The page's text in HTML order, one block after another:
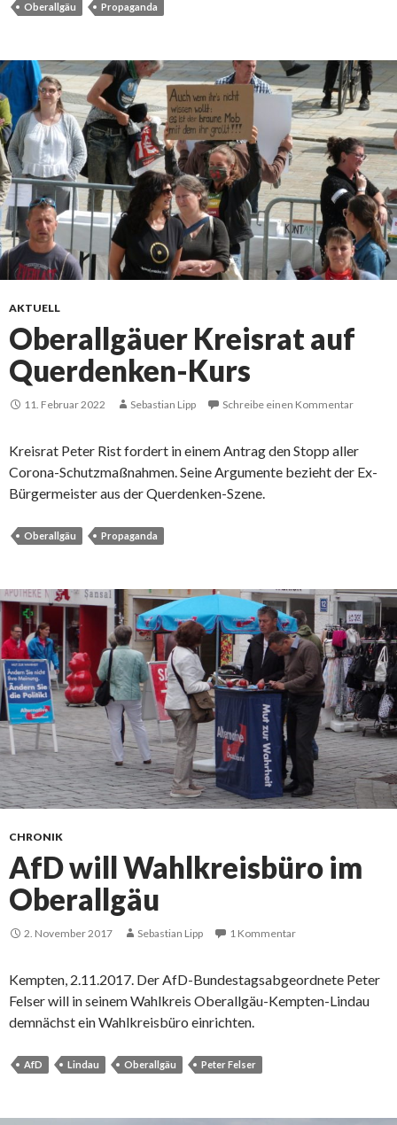
Oberallgäu Propaganda
AKTUELL
Oberallgäuer Kreisrat auf
Querdenken-Kurs
11. Februar 2022 Sebastian Lipp Schreibe einen Kommentar
Kreisrat Peter Rist fordert in einem Antrag den Stopp aller
Corona-Schutzmaßnahmen. Seine Argumente bezieht der Ex-
Bürgermeister aus der Querdenken-Szene.
Oberallgäu Propaganda
CHRONIK
AfD will Wahlkreisbüro im
Oberallgäu
2. November 2017 Sebastian Lipp 1 Kommentar
Kempten, 2.11.2017. Der AfD-Bundestagsabgeordnete Peter
Felser will in seinem Wahlkreis Oberallgäu-Kempten-Lindau
demnächst ein Wahlkreisbüro einrichten.
AfD Lindau Oberallgäu Peter Felser